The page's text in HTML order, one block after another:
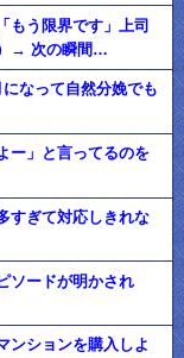
もう限界です」上司
）→ 次の瞬間…
なって自然分娩でも
ー」と言ってるのを
すぎて対応しきれな
ソードが明かされ
ンションを購入しよ